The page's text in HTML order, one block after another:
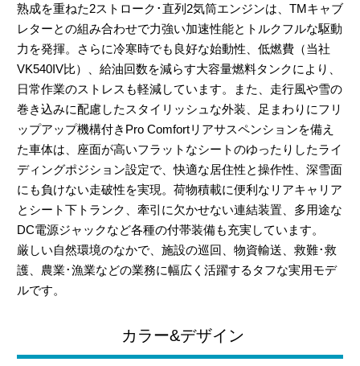
熟成を重ねた2ストローク･直列2気筒エンジンは、TMキャブ
レターとの組み合わせで力強い加速性能とトルクフルな駆動
力を発揮。さらに冷寒時でも良好な始動性、低燃費（当社
VK540IV比）、給油回数を減らす大容量燃料タンクにより、
日常作業のストレスも軽減しています。また、走行風や雪の
巻き込みに配慮したスタイリッシュな外装、足まわりにフリ
ップアップ機構付きPro Comfortリアサスペンションを備え
た車体は、座面が高いフラットなシートのゆったりしたライ
ディングポジション設定で、快適な居住性と操作性、深雪面
にも負けない走破性を実現。荷物積載に便利なリアキャリア
とシート下トランク、牽引に欠かせない連結装置、多用途な
DC電源ジャックなど各種の付帯装備も充実しています。
厳しい自然環境のなかで、施設の巡回、物資輸送、救難･救
護、農業･漁業などの業務に幅広く活躍するタフな実用モデ
ルです。
カラー&デザイン